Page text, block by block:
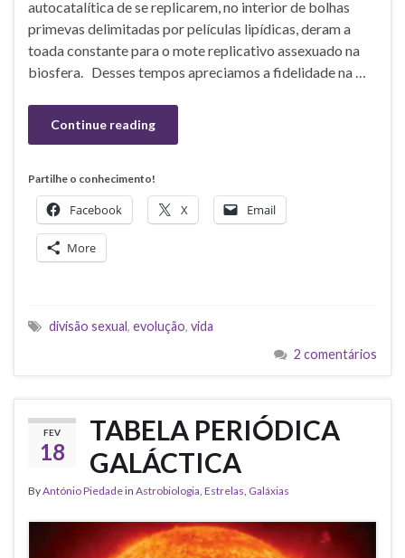
autocatalítica de se replicarem, no interior de bolhas
primevas delimitadas por películas lipídicas, deram a
toada constante para o mote replicativo assexuado na
biosfera. Desses tempos apreciamos a fidelidade na …
Continue reading
Partilhe o conhecimento!
Facebook X Email
More
divisão sexual, evolução, vida
2 comentários
FEV
18
TABELA PERIÓDICA
GALÁCTICA
ByAntónio Piedadein Astrobiologia Estrelas Galáxias